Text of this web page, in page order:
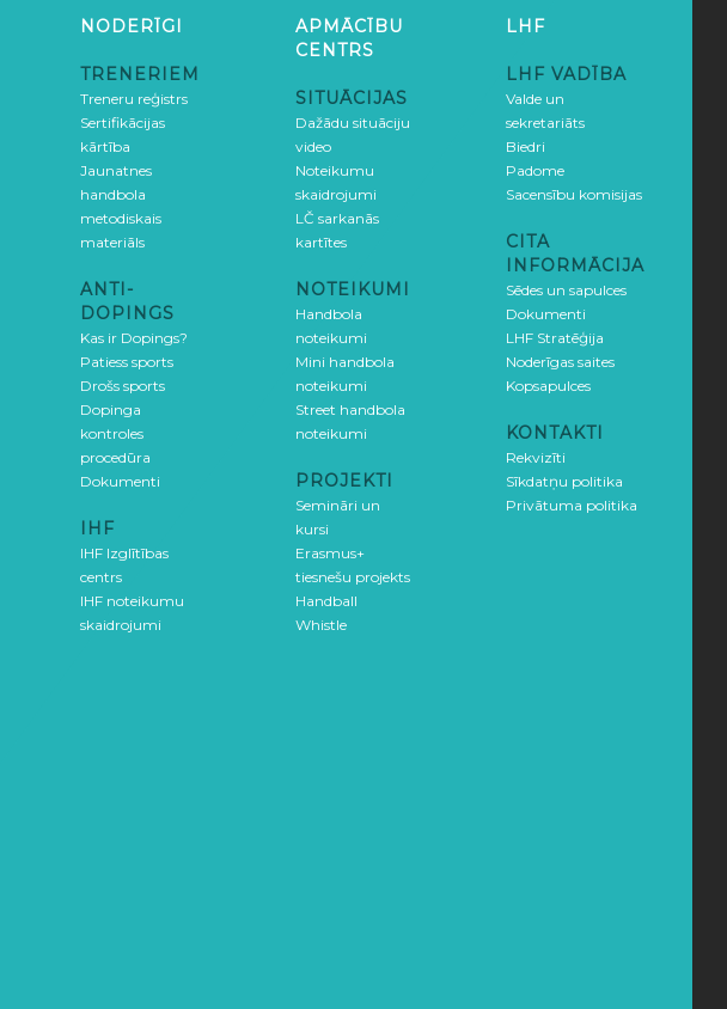
NODERĪGI
TRENERIEM
Treneru reģistrs
Sertifikācijas
kārtība
Jaunatnes
handbola
metodiskais
materiāls
ANTI-
DOPINGS
Kas ir Dopings?
Patiess sports
Drošs sports
Dopinga
kontroles
procedūra
Dokumenti
IHF
IHF Izglītības
centrs
IHF noteikumu
skaidrojumi
APMĀCĪBU
CENTRS
SITUĀCIJAS
Dažādu situāciju
video
Noteikumu
skaidrojumi
LČ sarkanās
kartītes
NOTEIKUMI
Handbola
noteikumi
Mini handbola
noteikumi
Street handbola
noteikumi
PROJEKTI
Semināri un
kursi
Erasmus+
tiesnešu projekts
Handball
Whistle
LHF
LHF VADĪBA
Valde un
sekretariāts
Biedri
Padome
Sacensību komisijas
CITA
INFORMĀCIJA
Sēdes un sapulces
Dokumenti
LHF Stratēģija
Noderīgas saites
Kopsapulces
KONTAKTI
Rekvizīti
Sīkdatņu politika
Privātuma politika